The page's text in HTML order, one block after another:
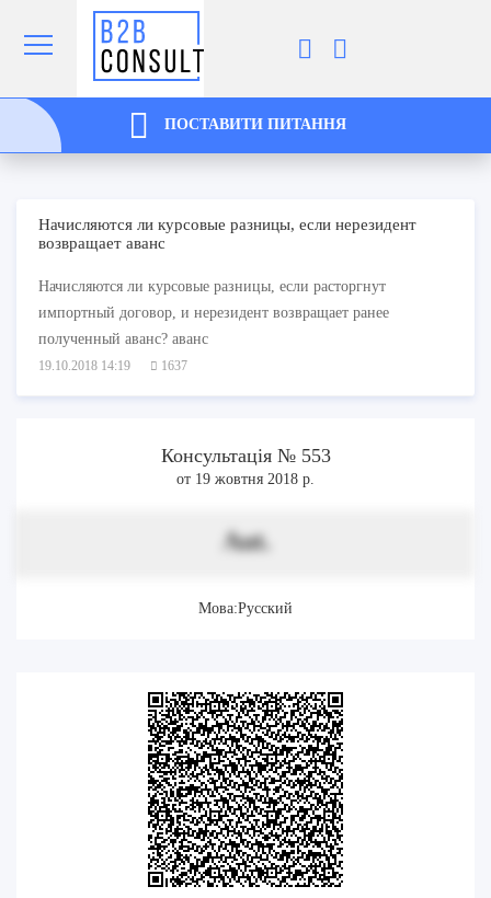
ПОСТАВИТИ ПИТАННЯ
Начисляются ли курсовые разницы, если нерезидент
возвращает аванс
Начисляются ли курсовые разницы, если расторгнут
импортный договор, и нерезидент возвращает ранее
полученный аванс? аванс
19.10.2018 14:19 1637
Консультація № 553
от 19 жовтня 2018 р.
Aut.
Мова:Русский